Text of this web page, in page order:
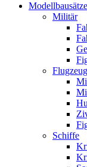
Modellbausätze
Militär
Schiffe